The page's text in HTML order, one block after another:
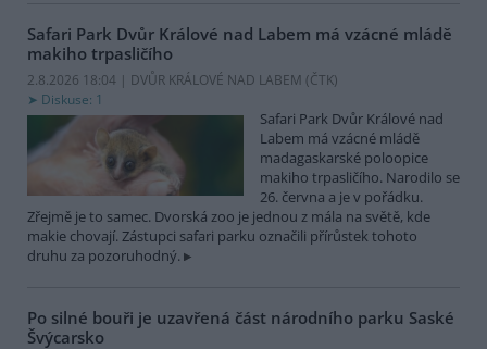
Safari Park Dvůr Králové nad Labem má vzácné mládě
makiho trpasličího
2.8.2026 18:04 | DVŮR KRÁLOVÉ NAD LABEM (ČTK)
Diskuse: 1
Safari Park Dvůr Králové nad
Labem má vzácné mládě
madagaskarské poloopice
makiho trpasličího. Narodilo se
26. června a je v pořádku.
Zřejmě je to samec. Dvorská zoo je jednou z mála na světě, kde
makie chovají. Zástupci safari parku označili přírůstek tohoto
druhu za pozoruhodný.
Po silné bouři je uzavřená část národního parku Saské
Švýcarsko